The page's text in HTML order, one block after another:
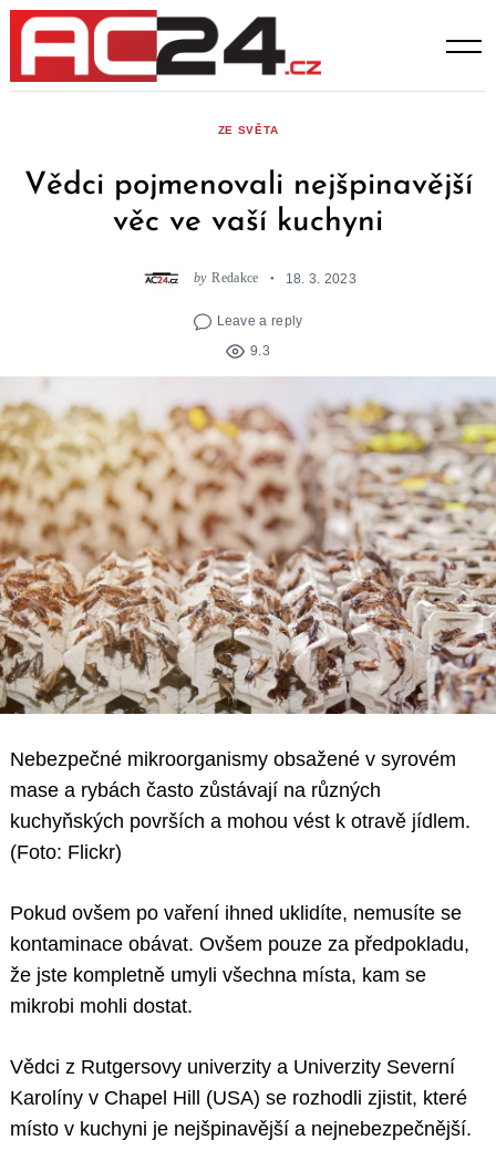
Skip
content
ZE SVĚTA
Vědci pojmenovali nejšpinavější
věc ve vaší kuchyni
by Redakce 18. 3. 2023
Leave a reply
9.3
Nebezpečné mikroorganismy obsažené v syrovém
mase a rybách často zůstávají na různých
kuchyňských površích a mohou vést k otravě jídlem.
(Foto: Flickr)
Pokud ovšem po vaření ihned uklidíte, nemusíte se
kontaminace obávat. Ovšem pouze za předpokladu,
že jste kompletně umyli všechna místa, kam se
mikrobi mohli dostat.
Vědci z Rutgersovy univerzity a Univerzity Severní
Karolíny v Chapel Hill (USA) se rozhodli zjistit, které
místo v kuchyni je nejšpinavější a nejnebezpečnější.